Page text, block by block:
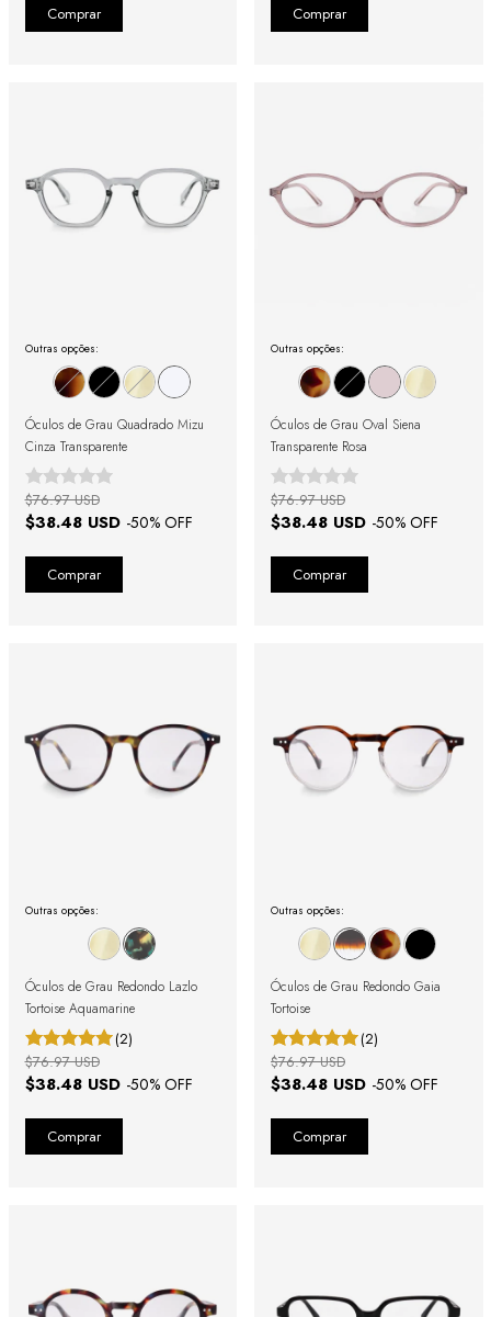
Outras opções:
Óculos de Grau Quadrado Mizu
Cinza Transparente
$38.48 USD -50% OFF
$76.97 USD
Outras opções:
Óculos de Grau Oval Siena
Transparente Rosa
$38.48 USD -50% OFF
$76.97 USD
Outras opções:
Óculos de Grau Redondo Lazlo
Tortoise Aquamarine
(2)
$38.48 USD -50% OFF
$76.97 USD
Outras opções:
Óculos de Grau Redondo Gaia
Tortoise
(2)
$38.48 USD -50% OFF
$76.97 USD